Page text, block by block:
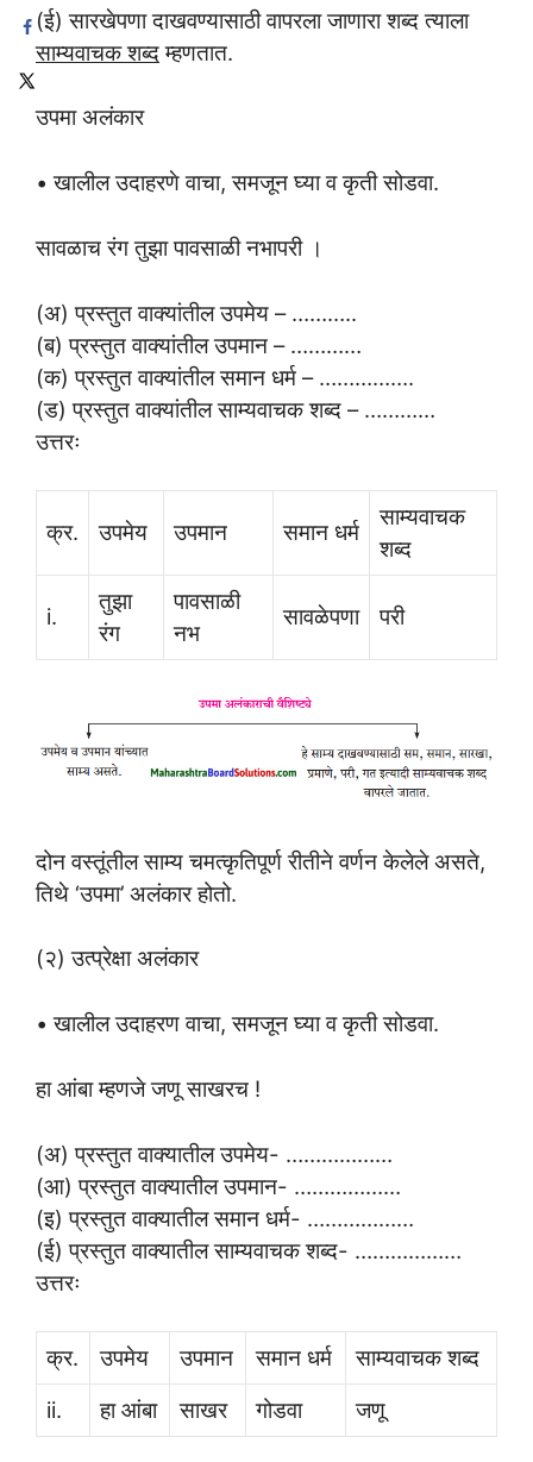
(ई) सारखेपणा दाखवण्यासाठी वापरला जाणारा शब्द त्याला
साम्यवाचक शब्दम्हणतात.
उपमा अलंकार
• खालील उदाहरणे वाचा, समजून घ्या व कृती सोडवा.
सावळाच रंग तुझा पावसाळी नभापरी ।
(अ) प्रस्तुत वाक्यांतील उपमेय – ………..
(ब) प्रस्तुत वाक्यांतील उपमान – …………
(क) प्रस्तुत वाक्यांतील समान धर्म – …………….
(ड) प्रस्तुत वाक्यांतील साम्यवाचक शब्द – …………
उत्तरः
क्र. उपमेय उपमान समान धर्म
साम्यवाचक
शब्द
i.
तुझा
रंग
पावसाळी
नभ
सावळेपणा परी
दोन वस्तूंतील साम्य चमत्कृतिपूर्ण रीतीने वर्णन केलेले असते,
तिथे ‘उपमा’ अलंकार होतो.
(२) उत्प्रेक्षा अलंकार
• खालील उदाहरण वाचा, समजून घ्या व कृती सोडवा.
हा आंबा म्हणजे जणू साखरच !
(अ) प्रस्तुत वाक्यातील उपमेय- ………………
(आ) प्रस्तुत वाक्यातील उपमान- ………………
(इ) प्रस्तुत वाक्यातील समान धर्म- ………………
(ई) प्रस्तुत वाक्यातील साम्यवाचक शब्द- ………………
उत्तरः
क्र. उपमेय उपमान समान धर्म
साम्यवाचक शब्द
ii.
हा आंबा साखर गोडवा जणू